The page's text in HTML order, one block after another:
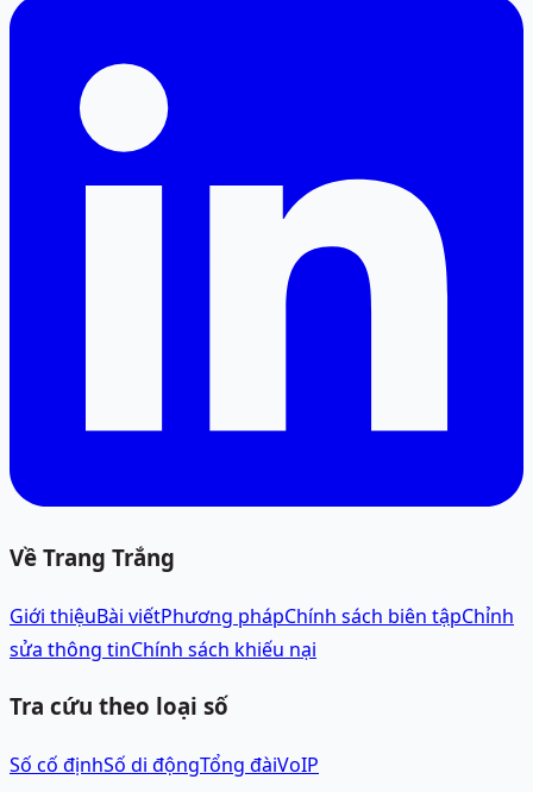
Về Trang Trắng
Giới thiệuBài viếtPhương phápChính sách biên tậpChỉnh
sửa thông tinChính sách khiếu nại
Tra cứu theo loại số
Số cố địnhSố di độngTổng đàiVoIP